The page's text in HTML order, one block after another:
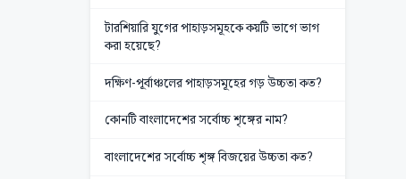
টারশিয়ারি যুগের পাহাড়সমূহকে কয়টি ভাগে ভাগ
করা হয়েছে?
দক্ষিণ-পূর্বাঞ্চলের পাহাড়সমূহের গড় উচ্চতা কত?
কোনটি বাংলাদেশের সর্বোচ্চ শৃঙ্গের নাম?
বাংলাদেশের সর্বোচ্চ শৃঙ্গ বিজয়ের উচ্চতা কত?